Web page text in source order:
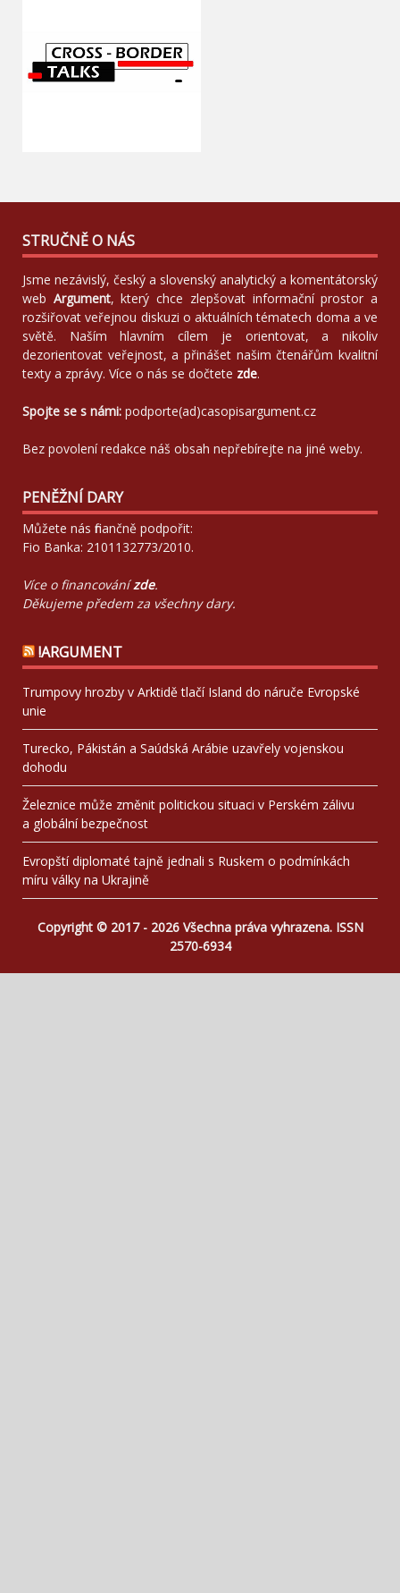
STRUČNĚ O NÁS
Jsme nezávislý, český a slovenský analytický a komentátorský
web Argument, který chce zlepšovat informační prostor a
rozšiřovat veřejnou diskuzi o aktuálních tématech doma a ve
světě. Naším hlavním cílem je orientovat, a nikoliv
dezorientovat veřejnost, a přinášet našim čtenářům kvalitní
texty a zprávy. Více o nás se dočtete zde.
Spojte se s námi: podporte(ad)casopisargument.cz
Bez povolení redakce náš obsah nepřebírejte na jiné weby.
PENĚŽNÍ DARY
Můžete nás finančně podpořit:
Fio Banka: 2101132773/2010.
Více o financovánízde.
Děkujeme předem za všechny dary.
!ARGUMENT
Trumpovy hrozby v Arktidě tlačí Island do náruče Evropské
unie
Turecko, Pákistán a Saúdská Arábie uzavřely vojenskou
dohodu
Železnice může změnit politickou situaci v Perském zálivu
a globální bezpečnost
Evropští diplomaté tajně jednali s Ruskem o podmínkách
míru války na Ukrajině
Copyright © 2017 - 2026 Všechna práva vyhrazena. ISSN
2570-6934